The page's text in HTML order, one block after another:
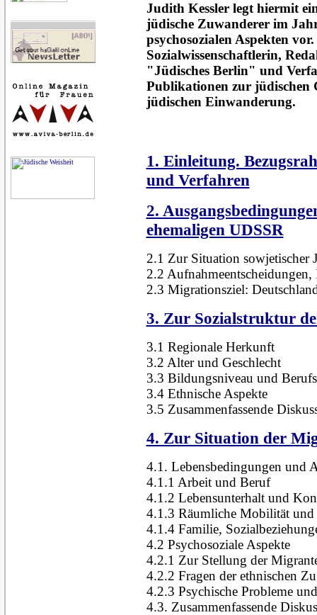
Judith Kessler legt hiermit
jüdische Zuwanderer im
psychosozialen Aspekten
Sozialwissenschaftlerin,
"Jüdisches Berlin" und
Publikationen zur jüdischen
jüdischen Einwanderung.
1. Einleitung.
und Verfahren
2.
ehemaligen UDSSR
2.1 Zur Situation sowjetischer
2.2
2.3 Migrationsziel:
3. Zur Sozialstruktur
3.1 Regionale Herkunft
3.2 Alter und Geschlecht
3.3 Bildungsniveau und
3.4 Ethnische Aspekte
3.5 Zusammenfassende
4. Zur Situation der
4.1. Lebensbedingungen und
4.1.1 Arbeit und Beruf
4.1.2 Lebensunterhalt und
4.1.3 Räumliche Mobilität und
4.1.4 Familie,
4.2 Psychosoziale Aspekte
4.2.1 Zur Stellung der
4.2.2 Fragen der ethnischen
4.2.3 Psychische Probleme
4.3. Zusammenfassende